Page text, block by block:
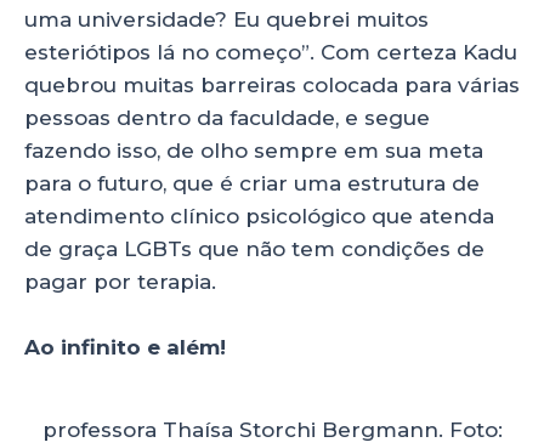
uma universidade? Eu quebrei muitos
esteriótipos lá no começo”. Com certeza Kadu
quebrou muitas barreiras colocada para várias
pessoas dentro da faculdade, e segue
fazendo isso, de olho sempre em sua meta
para o futuro, que é criar uma estrutura de
atendimento clínico psicológico que atenda
de graça LGBTs que não tem condições de
pagar por terapia.
Ao infinito e além!
professora Thaísa Storchi Bergmann. Foto: